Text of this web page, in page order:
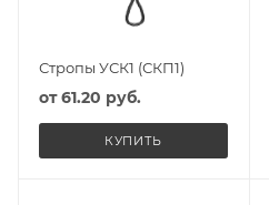
Стропы УСК1 (СКП1)
от61.20 руб.
КУПИТЬ